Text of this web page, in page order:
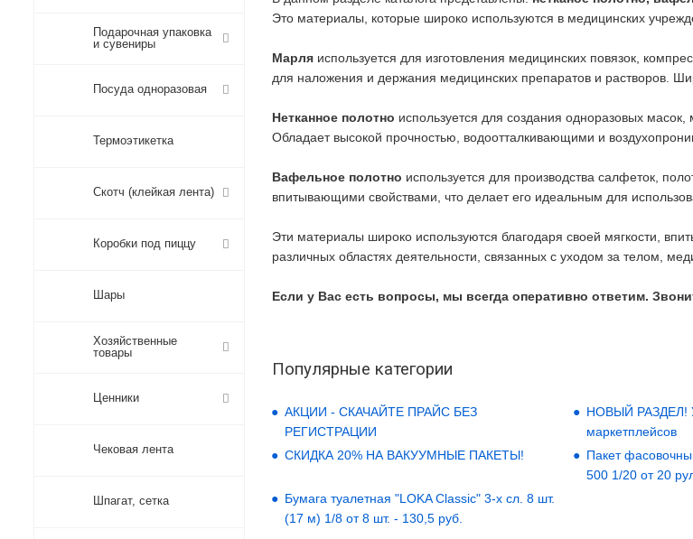
Это материалы, которые широко используются в медицинских
Марля используется для изготовления медицинских повязок,
для наложения и держания медицинских препаратов и растворов.
Нетканное полотно используется для создания одноразовых масок,
Обладает высокой прочностью, водоотталкивающими и
Вафельное полотно используется для производства салфеток,
впитывающими свойствами, что делает его идеальным для
Эти материалы широко используются благодаря своей мягкости,
различных областях деятельности, связанных с уходом за телом,
Если у Вас есть вопросы, мы всегда оперативно ответим.
Популярные категории
АКЦИИ - СКАЧАЙТЕ ПРАЙС БЕЗ
РЕГИСТРАЦИИ
НОВЫЙ РАЗДЕЛ!
маркетплейсов
СКИДКА 20% НА ВАКУУМНЫЕ ПАКЕТЫ!
Пакет
500 1/20 от 20
Бумага туалетная "LOKA Classic" 3-х сл. 8 шт.
(17 м) 1/8 от 8 шт. - 130,5 руб.
Подарочная упаковка
и сувениры
Посуда одноразовая
Термоэтикетка
Скотч (клейкая лента)
Коробки под пиццу
Шары
Хозяйственные
товары
Ценники
Чековая лента
Шпагат, сетка